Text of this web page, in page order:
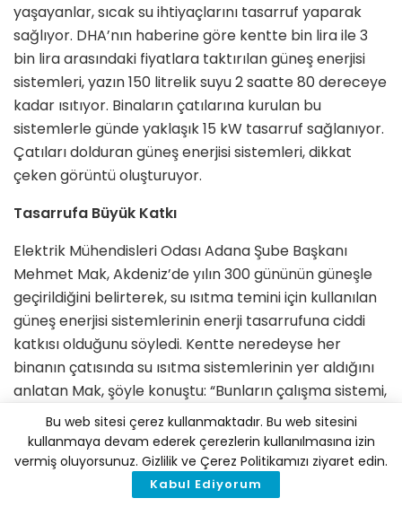
yaşayanlar, sıcak su ihtiyaçlarını tasarruf yaparak
sağlıyor. DHA’nın haberine göre kentte bin lira ile 3
bin lira arasındaki fiyatlara taktırılan güneş enerjisi
sistemleri, yazın 150 litrelik suyu 2 saatte 80 dereceye
kadar ısıtıyor. Binaların çatılarına kurulan bu
sistemlerle günde yaklaşık 15 kW tasarruf sağlanıyor.
Çatıları dolduran güneş enerjisi sistemleri, dikkat
çeken görüntü oluşturuyor.
Tasarrufa Büyük Katkı
Elektrik Mühendisleri Odası Adana Şube Başkanı
Mehmet Mak, Akdeniz’de yılın 300 gününün güneşle
geçirildiğini belirterek, su ısıtma temini için kullanılan
güneş enerjisi sistemlerinin enerji tasarrufuna ciddi
katkısı olduğunu söyledi. Kentte neredeyse her
binanın çatısında su ısıtma sistemlerinin yer aldığını
anlatan Mak, şöyle konuştu: “Bunların çalışma sistemi,
sadece güneşe dayalı sıcak su elde etmekte
kullanılıyor. Su ısıtan güneş enerjisi sistemleri yaklaşık
150 litre sıcak su haznesine sahip. Güneş cam
borulara değdiği zaman camlar mercek görevi
Bu web sitesi çerez kullanmaktadır. Bu web sitesini
kullanmaya devam ederek çerezlerin kullanılmasına izin
vermiş oluyorsunuz. Gizlilik ve Çerez Politikamızı ziyaret edin.
Kabul Ediyorum